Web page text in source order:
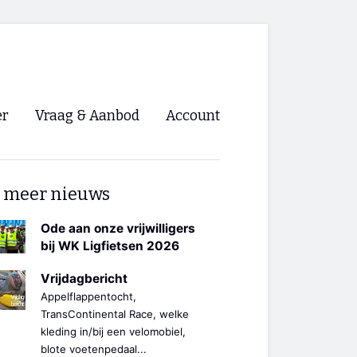
NVHPV
🡺
Vraag & Aanbod Account
meer nieuws
Ode aan onze vrijwilligers
bij WK Ligfietsen 2026
Vrijdagbericht
Appelflappentocht,
TransContinental Race, welke
kleding in/bij een velomobiel,
blote voetenpedaal...